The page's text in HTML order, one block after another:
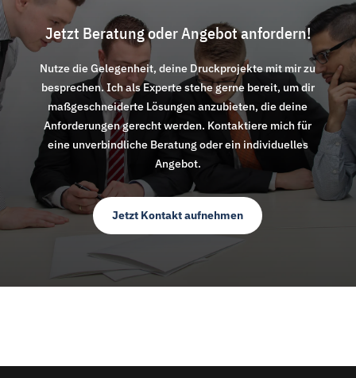
Jetzt Beratung oder Angebot anfordern!
Nutze die Gelegenheit, deine Druckprojekte mit mir zu
besprechen. Ich als Experte stehe gerne bereit, um dir
maßgeschneiderte Lösungen anzubieten, die deine
Anforderungen gerecht werden. Kontaktiere mich für
eine unverbindliche Beratung oder ein individuelles
Angebot.
Jetzt Kontakt aufnehmen